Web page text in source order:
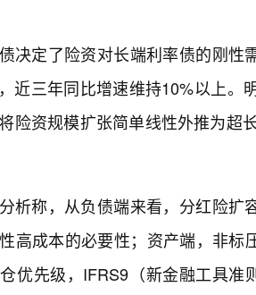
决定了险资对长端利率债的刚
近三年同比增速维持10%以上。
险资规模扩张简单线性外推为超
析称，从负债端来看，分红险
高成本的必要性；资产端，非
优先级，IFRS9（新金融工具准